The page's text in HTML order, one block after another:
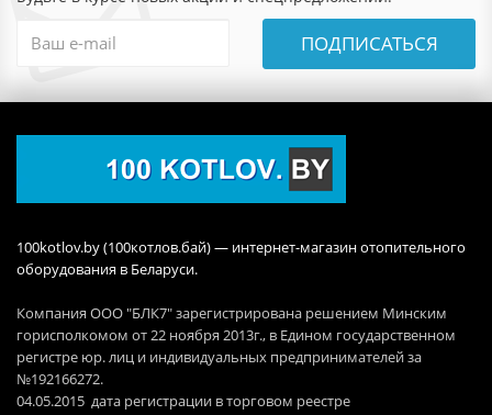
ПОДПИСАТЬСЯ
100kotlov.by (100котлов.бай) — интернет-магазин отопительного
оборудования в Беларуси.
Компания ООО "БЛК7" зарегистрирована решением Минским
горисполкомом от 22 ноября 2013г., в Едином государственном
регистре юр. лиц и индивидуальных предпринимателей за
№192166272.
04.05.2015 дата регистрации в торговом реестре